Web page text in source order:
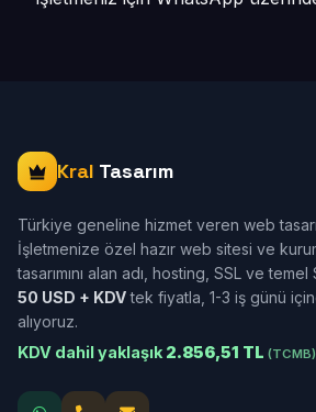
Kral Tasarım
Türkiye geneline hizmet veren web
İşletmenize özel hazır web sitesi ve
tasarımını alan adı, hosting, SSL ve temel
50 USD + KDVtek fiyatla, 1-3 iş günü
alıyoruz.
KDV dahil yaklaşık 2.856,51 TL (TCMB)